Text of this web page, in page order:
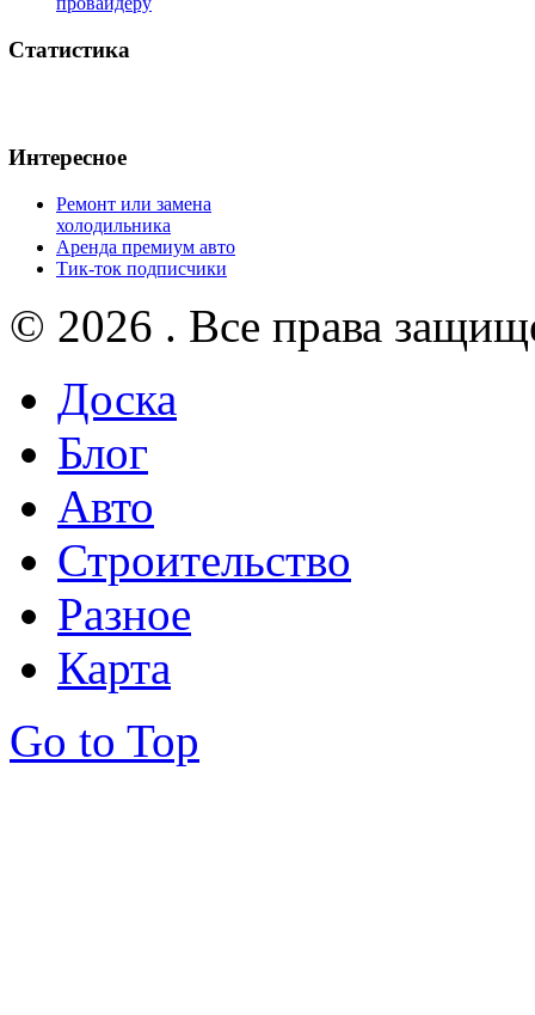
Статистика
Интересное
Ремонт или замена
холодильника
Аренда премиум авто
Тик-ток подписчики
© 2026 . Все права
Доска
Блог
Авто
Строительство
Разное
Карта
Go to Top